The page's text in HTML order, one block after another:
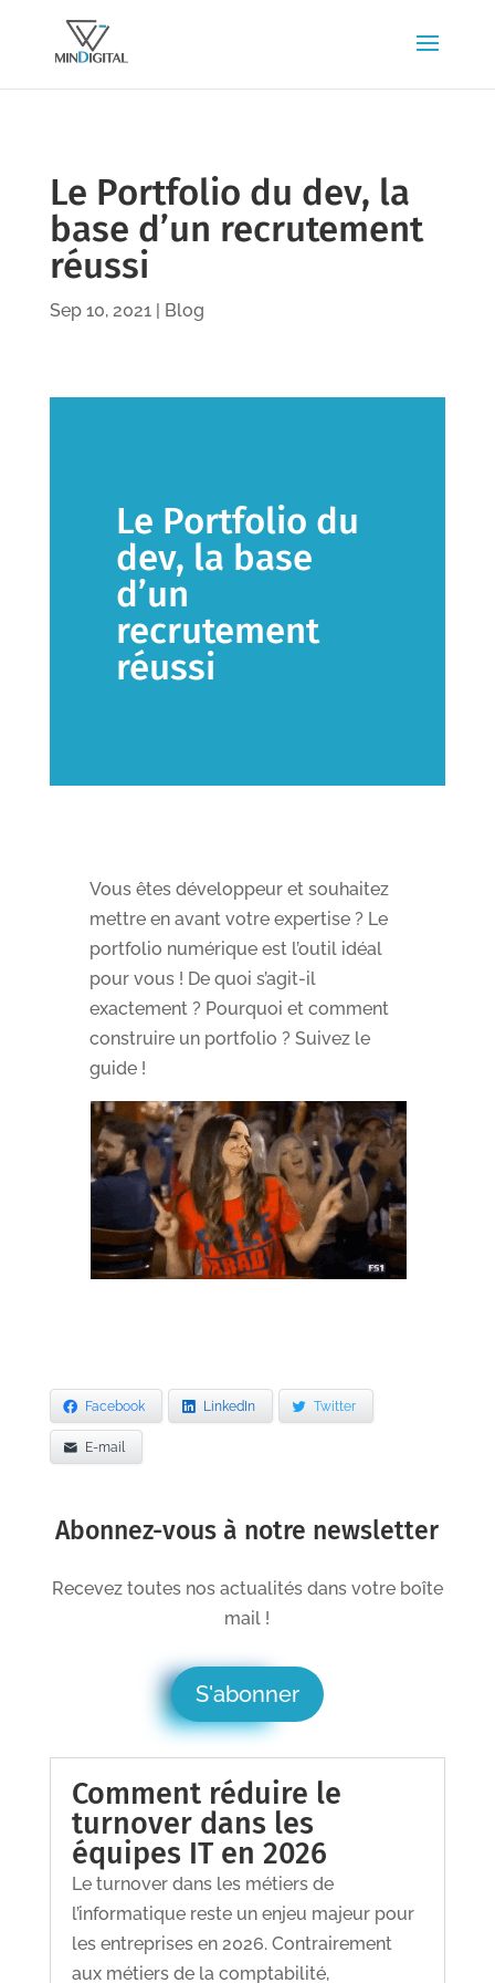
Le Portfolio du dev, la
base d’un recrutement
réussi
Sep 10, 2021| Blog
Le Portfolio du
dev, la base
d’un
recrutement
réussi
Vous êtes développeur et souhaitez
mettre en avant votre expertise ? Le
portfolio numérique est l’outil idéal
pour vous ! De quoi s’agit-il
exactement ? Pourquoi et comment
construire un portfolio ? Suivez le
guide !
Facebook LinkedIn Twitter
E-mail
Abonnez-vous à notre newsletter
Recevez toutes nos actualités dans votre boîte
mail !
S'abonner
Comment réduire le
turnover dans les
équipes IT en 2026
Le turnover dans les métiers de
l’informatique reste un enjeu majeur pour
les entreprises en 2026. Contrairement
aux métiers de la comptabilité,